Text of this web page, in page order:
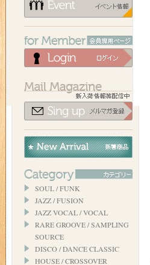
SOUL / FUNK
JAZZ / FUSION
JAZZ VOCAL / VOCAL
RARE GROOVE / SAMPLING
SOURCE
DISCO / DANCE CLASSIC
HOUSE / CROSSOVER